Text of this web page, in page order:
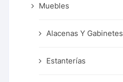
Muebles
Alacenas Y Gabinetes
Estanterías